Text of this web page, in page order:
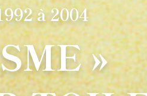
à 2004
»